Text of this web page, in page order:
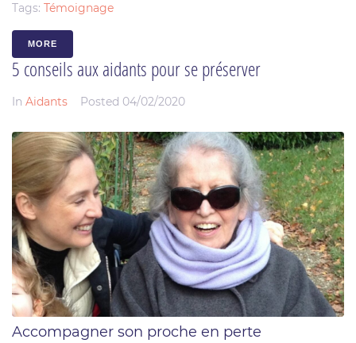
Tags: Témoignage
MORE
5 conseils aux aidants pour se préserver
In Aidants Posted 04/02/2020
Accompagner son proche en perte